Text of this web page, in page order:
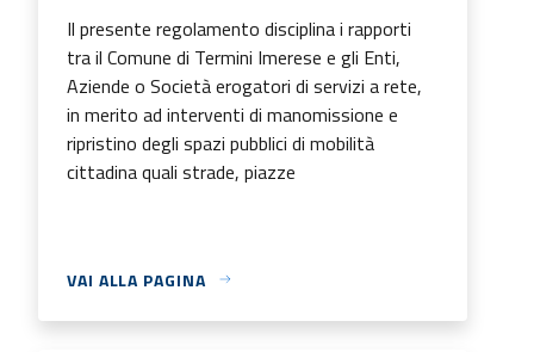
Il presente regolamento disciplina i rapporti
tra il Comune di Termini Imerese e gli Enti,
Aziende o Società erogatori di servizi a rete,
in merito ad interventi di manomissione e
ripristino degli spazi pubblici di mobilità
cittadina quali strade, piazze
VAI ALLA PAGINA